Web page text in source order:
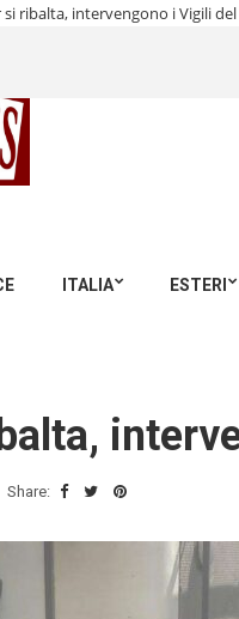
si ribalta, intervengono i Vigili
ITALIA ESTERI
Share: